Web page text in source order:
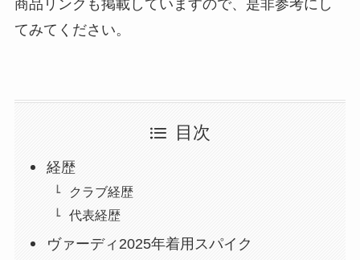
商品リンクも掲載していますので、是非参考にし
てみてください。
目次
経歴
クラブ経歴
代表経歴
ヴァーディ2025年着用スパイク